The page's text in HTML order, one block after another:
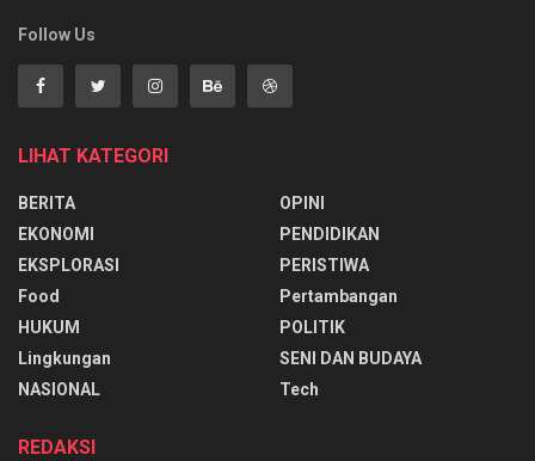
Follow Us
LIHAT KATEGORI
BERITA
EKONOMI
EKSPLORASI
Food
HUKUM
Lingkungan
NASIONAL
OPINI
PENDIDIKAN
PERISTIWA
Pertambangan
POLITIK
SENI DAN BUDAYA
Tech
REDAKSI